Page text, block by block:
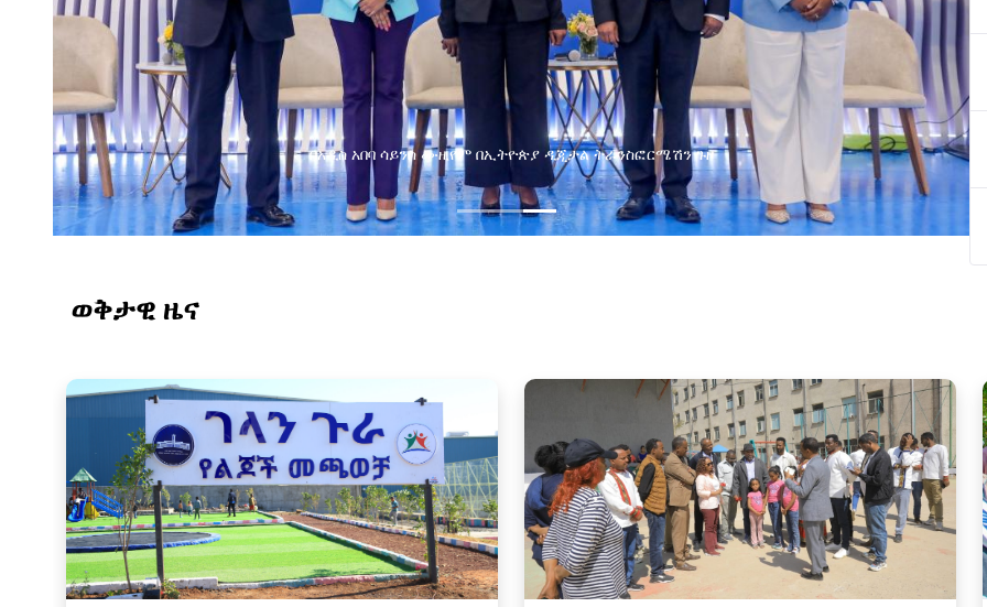
የልማት አጋሮች በአባልነት የየያዘ የኢኖቬሽን፣የዲጅታል ኢኮኖሚ እና
የኢንፎርሜሽን ቴክኖሎጂ የጋራ ግብረሃይል ተቋቋመ
ወቅታዊ ዜና